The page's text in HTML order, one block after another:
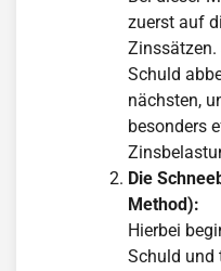
zuerst auf
Schuld
nächsten,
besonders
Die
Method):
Hierbei
Schuld und